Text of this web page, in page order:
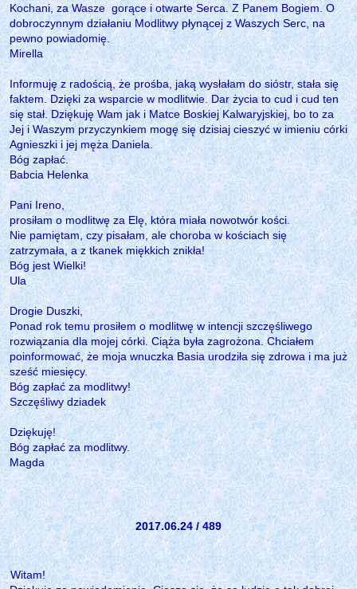
Kochani, za Wasze gorące i otwarte Serca. Z Panem Bogiem. O
dobroczynnym działaniu Modlitwy płynącej z Waszych Serc, na
pewno powiadomię.
Mirella
Informuję z radością, że prośba, jaką wysłałam do sióstr, stała się
faktem. Dzięki za wsparcie w modlitwie. Dar życia to cud i cud ten
się stał. Dziękuję Wam jak i Matce Boskiej Kalwaryjskiej, bo to za
Jej i Waszym przyczynkiem mogę się dzisiaj cieszyć w imieniu córki
Agnieszki i jej męża Daniela.
Bóg zapłać.
Babcia Helenka
Pani Ireno,
prosiłam o modlitwę za Elę, która miała nowotwór kości.
Nie pamiętam, czy pisałam, ale choroba w kościach się
zatrzymała, a z tkanek miękkich znikła!
Bóg jest Wielki!
Ula
Drogie Duszki,
Ponad rok temu prosiłem o modlitwę w intencji szczęśliwego
rozwiązania dla mojej córki. Ciąża była zagrożona. Chciałem
poinformować, że moja wnuczka Basia urodziła się zdrowa i ma już
sześć miesięcy.
Bóg zapłać za modlitwy!
Szczęśliwy dziadek
Dziękuję!
Bóg zapłać za modlitwy.
Magda
2017.06.24 / 489
Witam!